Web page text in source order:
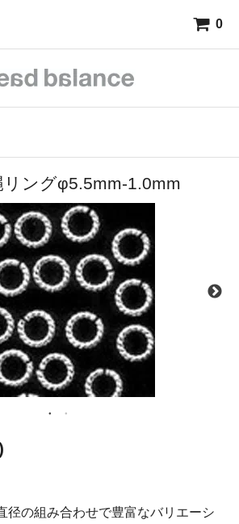
0
ングφ5.5mm-1.0mm
径の組み合わせで豊富なバリエーシ